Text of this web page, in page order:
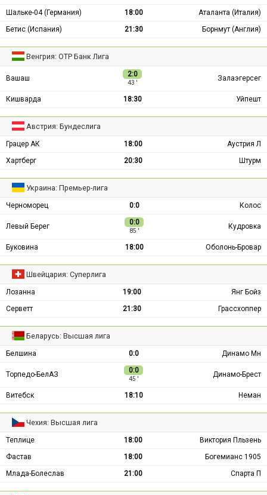
Шальке-04 (Германия) 18:00
Аталанта (Италия)
Бетис (Испания)
21:30 Борнмут (Англия)
Венгрия: ОТР Банк Лига
Вашаш 2:0
43 ′
Залаэгерсег
Кишварда 18:30 Уйпешт
Австрия: Бундеслига
Грацер АК 18:00
Аустрия Л
Хартберг
20:30 Штурм
Украина: Премьер-лига
Черноморец 0:0 Колос
Левый Берег 0:0
85 ′
Кудровка
Буковина 18:00 Оболонь-Бровар
Швейцария: Суперлига
Лозанна 19:00
Янг Бойз
Серветт
21:30 Грассхоппер
Беларусь: Высшая лига
Белшина 0:0 Динамо Мн
Торпедо-БелАЗ 0:0
45 ′
Динамо-Брест
Витебск 18:10 Неман
Чехия: Высшая лига
Теплице 18:00
Виктория Пльзень
Фастав
18:00
Богемианс 1905
Млада-Болеслав
21:00 Спарта П